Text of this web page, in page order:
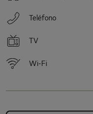
Teléfono
TV
Wi-Fi